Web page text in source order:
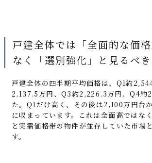
戸建全体では「全面的な価
なく「選別強化」と見るべ
戸建全体の四半期平均価格は、Q1約
2,137.5万円、Q3約2,226.3万円、Q4約
た。Q1だけ高く、その後は2,100万円台
に収まっています。これは全面高ではな
と実需価格帯の物件が並存していた市場
す。